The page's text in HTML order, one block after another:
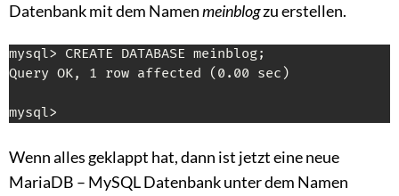
Datenbank mit dem Namenmeinblogzu erstellen.
mysql> CREATE DATABASE meinblog;
Query OK, 1 row affected (0.00 sec)
mysql>
Wenn alles geklappt hat, dann ist jetzt eine neue
MariaDB – MySQL Datenbank unter dem Namen